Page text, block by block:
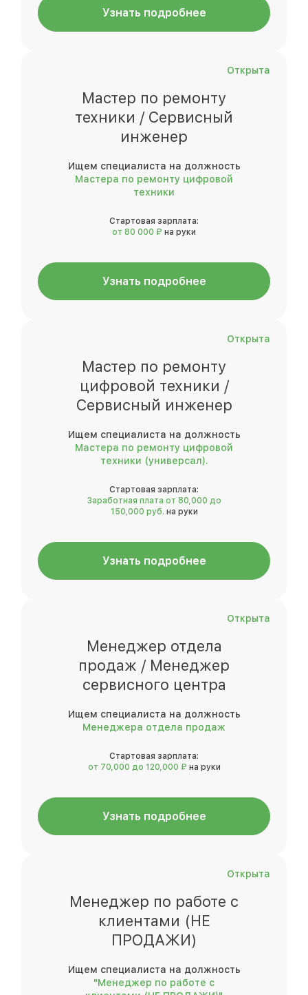
Узнать подробнее
Открыта
Мастер по ремонту
техники / Сервисный
инженер
Ищем специалиста на должность
Мастера по ремонту цифровой
техники
Стартовая зарплата:
от 80 000 ₽ на руки
Узнать подробнее
Открыта
Мастер по ремонту
цифровой техники /
Сервисный инженер
Ищем специалиста на должность
Мастера по ремонту цифровой
техники (универсал).
Стартовая зарплата:
Заработная плата от 80,000 до
150,000 руб. на руки
Узнать подробнее
Открыта
Менеджер отдела
продаж / Менеджер
сервисного центра
Ищем специалиста на должность
Менеджера отдела продаж
Стартовая зарплата:
от 70,000 до 120,000 ₽ на руки
Узнать подробнее
Открыта
Менеджер по работе с
клиентами (НЕ
ПРОДАЖИ)
Ищем специалиста на должность
"Менеджер по работе с